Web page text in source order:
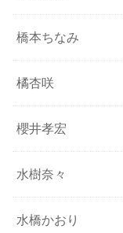
橋本ちなみ
橘杏咲
櫻井孝宏
水樹奈々
水橋かおり